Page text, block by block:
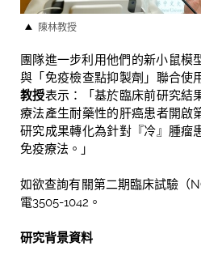
陳林教授
團隊進一步利用他們的新小鼠模
與「免疫檢查點抑製劑」聯合使
教授表示：「基於臨床前研究結
療法產生耐藥性的肝癌患者開啟
研究成果轉化為針對『冷』腫瘤
免疫療法。」
如欲查詢有關第二期臨床試驗（
電3505-1042。
研究背景資料